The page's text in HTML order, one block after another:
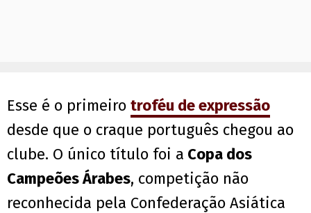
Esse é o primeiro troféu de expressão
desde que o craque português chegou ao
clube. O único título foi a Copa dos
Campeões Árabes, competição não
reconhecida pela Confederação Asiática